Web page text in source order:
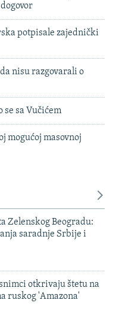
potpisale zajednički
nisu razgovarali o
se sa Vučićem
mogućoj masovnoj
Zelenskog Beogradu:
saradnje Srbije i
otkrivaju štetu na
ruskog 'Amazona'